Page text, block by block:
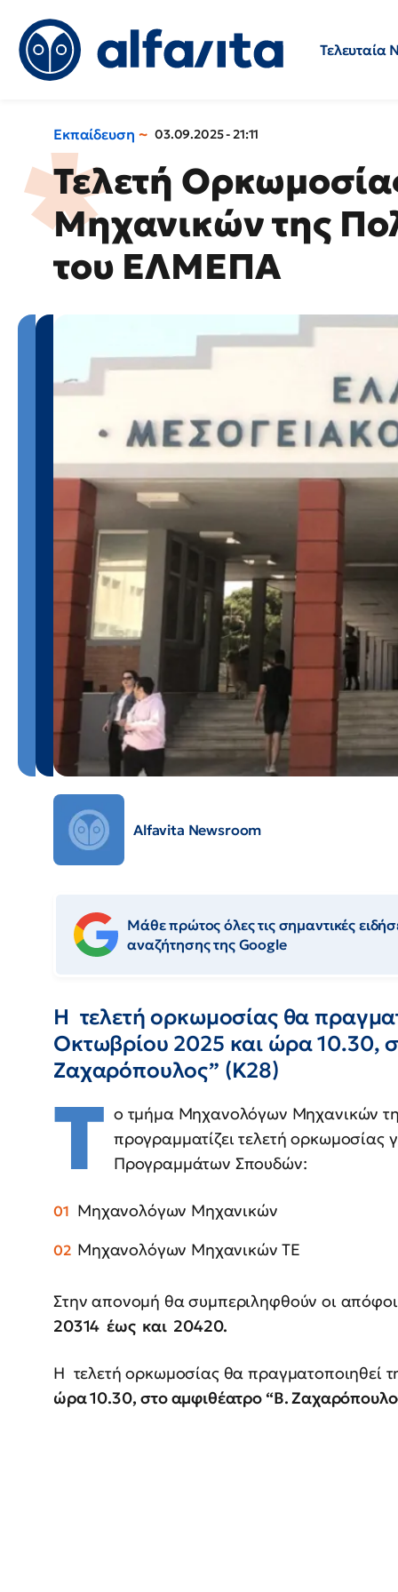
Τελευταία
Εκπαίδευση 03.09.2025 - 21:11
Τελετή
Μηχανικών της
του ΕΛΜΕΠΑ
Alfavita Newsroom
Μάθε πρώτος όλες τις σημαντικές
αναζήτησης της Google
Η τελετή ορκωμοσίας θα
Οκτωβρίου 2025 και ώρα 10.30,
Ζαχαρόπουλος” (Κ28)
Τ ο τμήμα Μηχανολόγων Μηχανικών
προγραμματίζει τελετή ορκωμοσίας
Προγραμμάτων Σπουδών:
Μηχανολόγων Μηχανικών
Μηχανολόγων Μηχανικών ΤΕ
Στην απονομή θα συμπεριληφθούν οι
20314 έως και 20420.
Η τελετή ορκωμοσίας θα πραγματοποιηθεί
ώρα 10.30, στο αμφιθέατρο “Β.